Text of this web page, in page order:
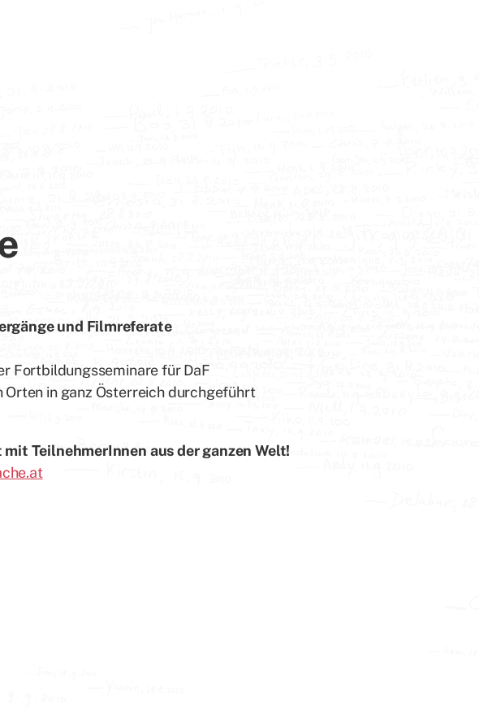
und Filmreferate
Fortbildungsseminare für DaF
Orten in ganz Österreich durchgeführt
TeilnehmerInnen aus der ganzen Welt!